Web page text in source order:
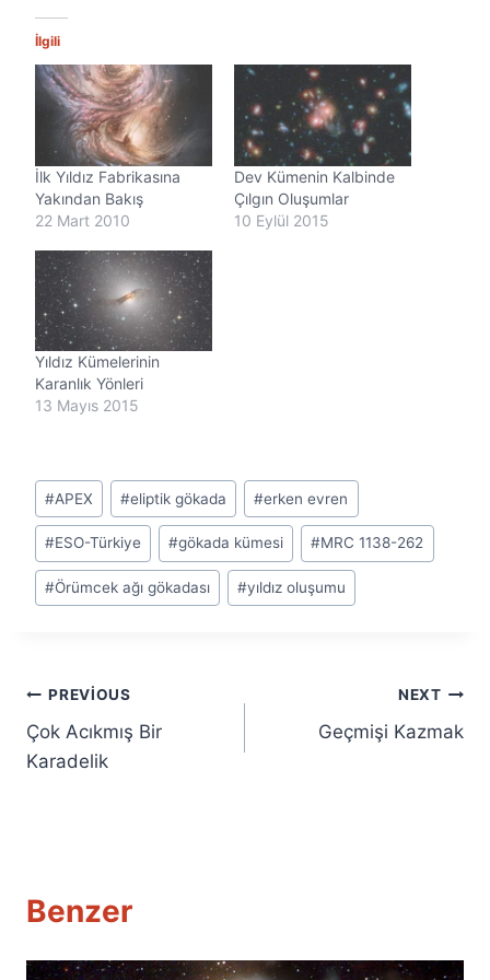
n
y
o
.
İlgili
İlk Yıldız Fabrikasına
Yakından Bakış
22 Mart 2010
Dev Kümenin Kalbinde
Çılgın Oluşumlar
10 Eylül 2015
Yıldız Kümelerinin
Karanlık Yönleri
13 Mayıs 2015
Post
Tags:
#APEX #eliptik gökada #erken evren
#ESO-Türkiye #gökada kümesi #MRC 1138-262
#Örümcek ağı gökadası #yıldız oluşumu
Yazı
gezinmesi
PREVIOUS
Çok Acıkmış Bir
Karadelik
NEXT
Geçmişi Kazmak
Benzer